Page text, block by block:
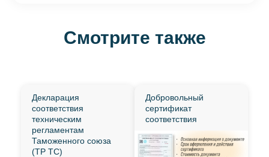
Смотрите также
Декларация
соответствия
техническим
регламентам
Таможенного союза
(ТР ТС)
Добровольный
сертификат
соответствия